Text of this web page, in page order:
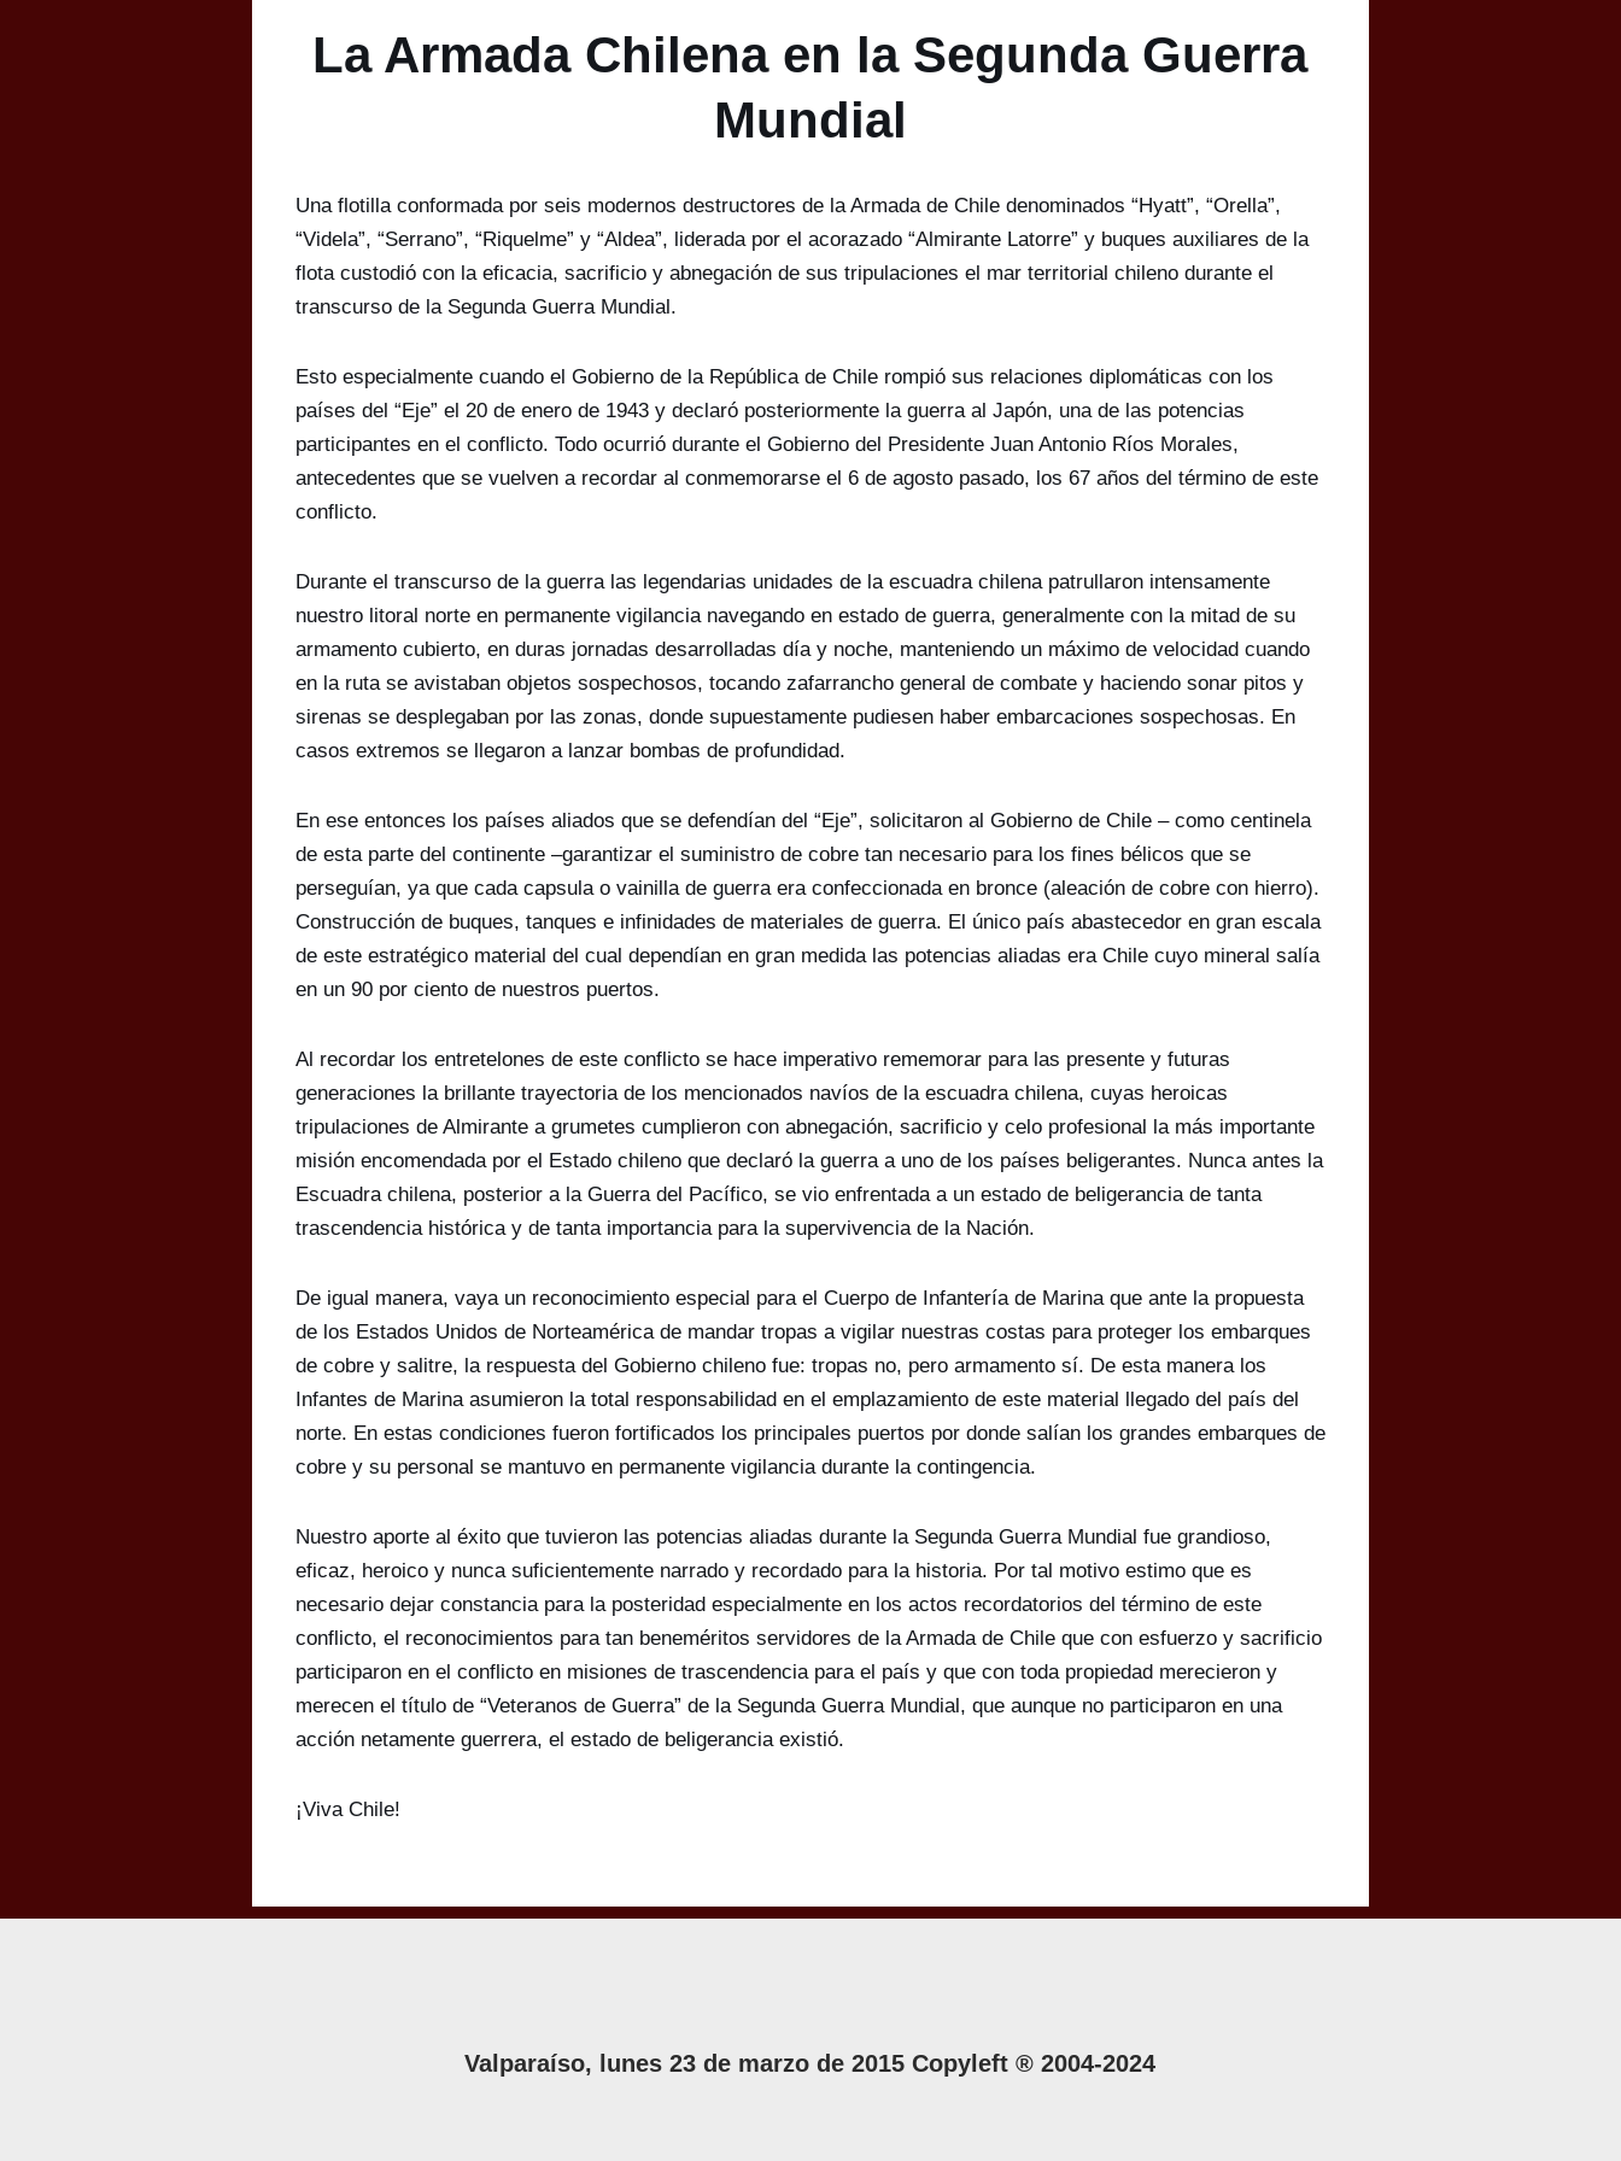
La Armada Chilena en la Segunda Guerra
Mundial
Una flotilla conformada por seis modernos destructores de la Armada de Chile denominados “Hyatt”, “Orella”,
“Videla”, “Serrano”, “Riquelme” y “Aldea”, liderada por el acorazado “Almirante Latorre” y buques auxiliares de la
flota custodió con la eficacia, sacrificio y abnegación de sus tripulaciones el mar territorial chileno durante el
transcurso de la Segunda Guerra Mundial.
Esto especialmente cuando el Gobierno de la República de Chile rompió sus relaciones diplomáticas con los
países del “Eje” el 20 de enero de 1943 y declaró posteriormente la guerra al Japón, una de las potencias
participantes en el conflicto. Todo ocurrió durante el Gobierno del Presidente Juan Antonio Ríos Morales,
antecedentes que se vuelven a recordar al conmemorarse el 6 de agosto pasado, los 67 años del término de este
conflicto.
Durante el transcurso de la guerra las legendarias unidades de la escuadra chilena patrullaron intensamente
nuestro litoral norte en permanente vigilancia navegando en estado de guerra, generalmente con la mitad de su
armamento cubierto, en duras jornadas desarrolladas día y noche, manteniendo un máximo de velocidad cuando
en la ruta se avistaban objetos sospechosos, tocando zafarrancho general de combate y haciendo sonar pitos y
sirenas se desplegaban por las zonas, donde supuestamente pudiesen haber embarcaciones sospechosas. En
casos extremos se llegaron a lanzar bombas de profundidad.
En ese entonces los países aliados que se defendían del “Eje”, solicitaron al Gobierno de Chile – como centinela
de esta parte del continente –garantizar el suministro de cobre tan necesario para los fines bélicos que se
perseguían, ya que cada capsula o vainilla de guerra era confeccionada en bronce (aleación de cobre con hierro).
Construcción de buques, tanques e infinidades de materiales de guerra. El único país abastecedor en gran escala
de este estratégico material del cual dependían en gran medida las potencias aliadas era Chile cuyo mineral salía
en un 90 por ciento de nuestros puertos.
Al recordar los entretelones de este conflicto se hace imperativo rememorar para las presente y futuras
generaciones la brillante trayectoria de los mencionados navíos de la escuadra chilena, cuyas heroicas
tripulaciones de Almirante a grumetes cumplieron con abnegación, sacrificio y celo profesional la más importante
misión encomendada por el Estado chileno que declaró la guerra a uno de los países beligerantes. Nunca antes la
Escuadra chilena, posterior a la Guerra del Pacífico, se vio enfrentada a un estado de beligerancia de tanta
trascendencia histórica y de tanta importancia para la supervivencia de la Nación.
De igual manera, vaya un reconocimiento especial para el Cuerpo de Infantería de Marina que ante la propuesta
de los Estados Unidos de Norteamérica de mandar tropas a vigilar nuestras costas para proteger los embarques
de cobre y salitre, la respuesta del Gobierno chileno fue: tropas no, pero armamento sí. De esta manera los
Infantes de Marina asumieron la total responsabilidad en el emplazamiento de este material llegado del país del
norte. En estas condiciones fueron fortificados los principales puertos por donde salían los grandes embarques de
cobre y su personal se mantuvo en permanente vigilancia durante la contingencia.
Nuestro aporte al éxito que tuvieron las potencias aliadas durante la Segunda Guerra Mundial fue grandioso,
eficaz, heroico y nunca suficientemente narrado y recordado para la historia. Por tal motivo estimo que es
necesario dejar constancia para la posteridad especialmente en los actos recordatorios del término de este
conflicto, el reconocimientos para tan beneméritos servidores de la Armada de Chile que con esfuerzo y sacrificio
participaron en el conflicto en misiones de trascendencia para el país y que con toda propiedad merecieron y
merecen el título de “Veteranos de Guerra” de la Segunda Guerra Mundial, que aunque no participaron en una
acción netamente guerrera, el estado de beligerancia existió.
¡Viva Chile!
Valparaíso, lunes 23 de marzo de 2015 Copyleft ® 2004-2024